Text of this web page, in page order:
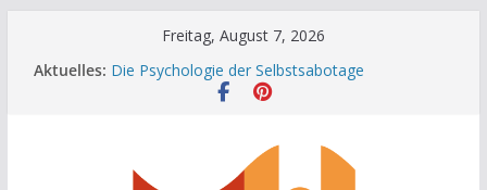
Freitag, August 7, 2026
Aktuelles: Die Psychologie der Selbstsabotage
Die Wissenschaft hinter Neugier und Kreativität
Die Wissenschaft der Gewohnheiten
Achtsamkeit im Alltag